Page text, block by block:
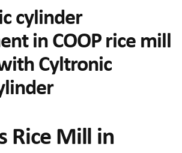
cylinder
in COOP rice mill
Cyltronic
Rice Mill in